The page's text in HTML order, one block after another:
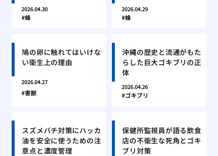
2026.04.30
蜂
2026.04.29
蜂
鳩の卵に触れてはいけな
い衛生上の理由
2026.04.27
害獣
沖縄の歴史と流通がもた
らした巨大ゴキブリの正
体
2026.04.26
ゴキブリ
スズメバチ対策にハッカ
油を安全に使うための注
意点と濃度管理
保健所監視員が語る飲食
店の不衛生な死角とゴキ
ブリ対策